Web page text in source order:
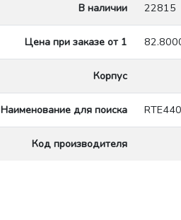
В наличии 22815
Цена при заказе от 1
Корпус
Наименование для поиска
Код производителя